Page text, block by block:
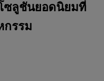
ซลูชันยอดนิยมที่
กรรม